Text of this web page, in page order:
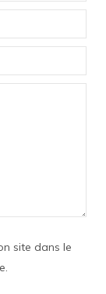
site dans le